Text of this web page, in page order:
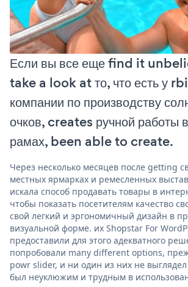
Если вы все еще find it
take a look at то, что есть у
компании по производству
очков, creates ручной работы
рамах, been able to create.
Через несколько месяцев после getting
местных ярмарках и ремесленных
искала способ продавать товары в
чтобы показать посетителям качество
свой легкий и эргономичный дизайн в
визуальной форме. их Shopstar For
предоставили для этого адекватного
попробовали many different options,
powr slider, и ни один из них не выглядел
был неуклюжим и трудным в